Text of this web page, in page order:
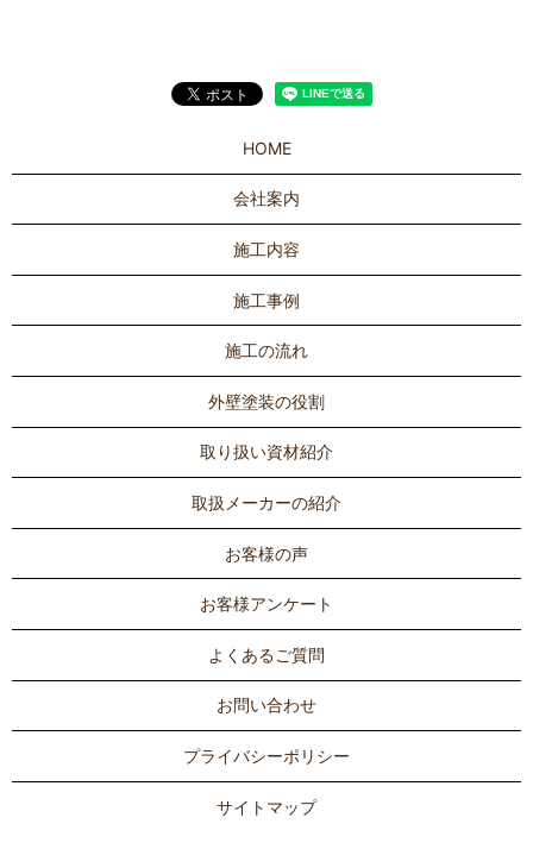
HOME
会社案内
施工内容
施工事例
施工の流れ
外壁塗装の役割
取り扱い資材紹介
取扱メーカーの紹介
お客様の声
お客様アンケート
よくあるご質問
お問い合わせ
プライバシーポリシー
サイトマップ